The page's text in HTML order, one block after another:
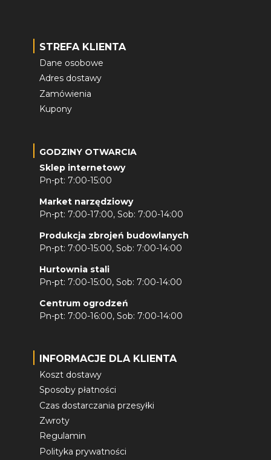
STREFA KLIENTA
Dane osobowe
Adres dostawy
Zamówienia
Kupony
GODZINY OTWARCIA
Sklep internetowy
Pn-pt: 7:00-15:00
Market narzędziowy
Pn-pt: 7:00-17:00, Sob: 7:00-14:00
Produkcja zbrojeń budowlanych
Pn-pt: 7:00-15:00, Sob: 7:00-14:00
Hurtownia stali
Pn-pt: 7:00-15:00, Sob: 7:00-14:00
Centrum ogrodzeń
Pn-pt: 7:00-16:00, Sob: 7:00-14:00
INFORMACJE DLA KLIENTA
Koszt dostawy
Sposoby płatności
Czas dostarczania przesyłki
Zwroty
Regulamin
Polityka prywatności